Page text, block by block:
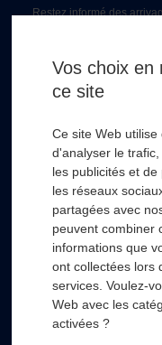
Restez informé des
RSL HYDRO +
FOURNISSEURS +
SECTEURS
Vos choix en
ce site
Ce site Web
d'analyser le
les publicités et
les réseaux
partagées avec
peuvent combiner
informations que
ont collectées lors
services. Voulez-
Web avec les
activées ?